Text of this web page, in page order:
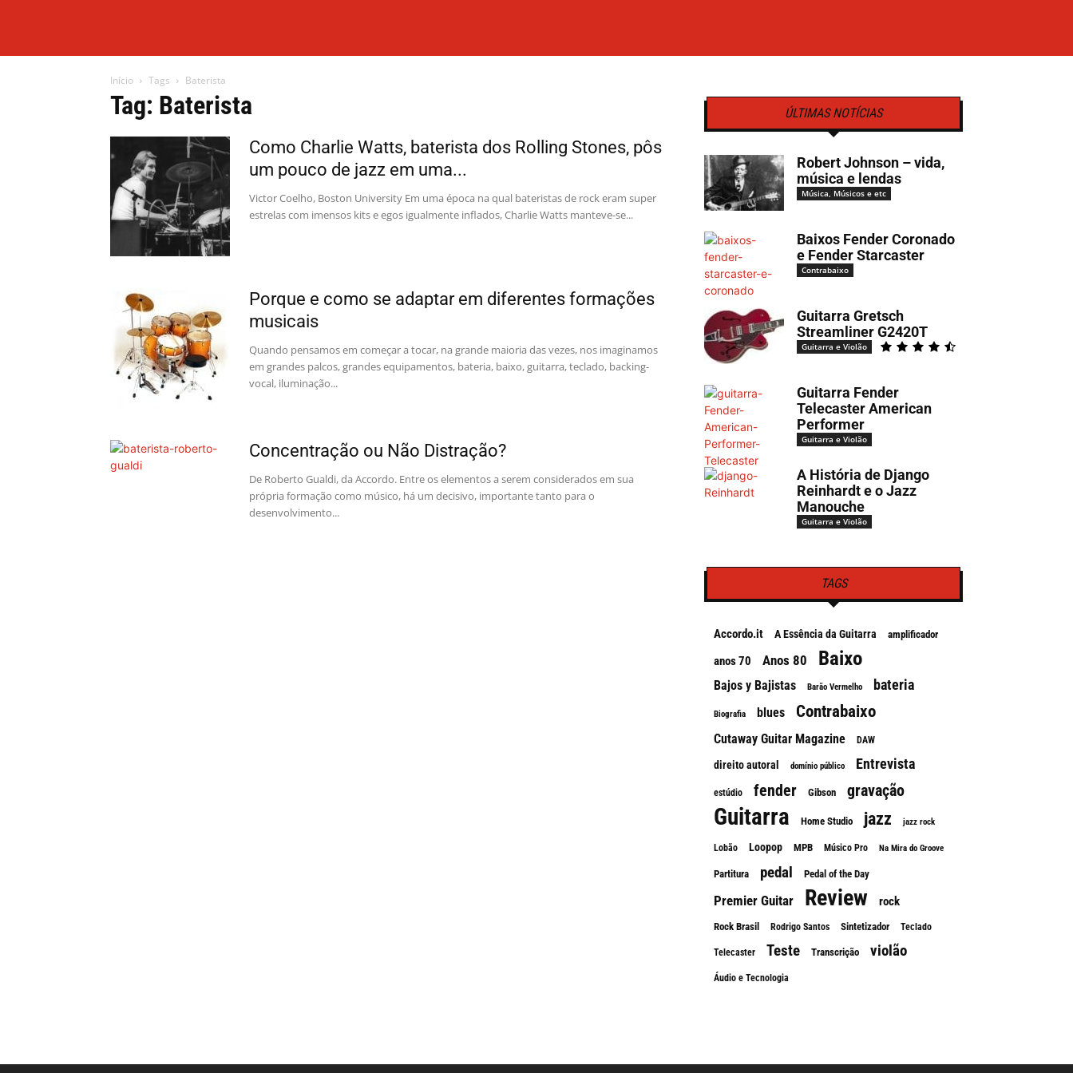
Início Tags Baterista
Tag: Baterista
Como Charlie Watts, baterista dos Rolling Stones, pôs
um pouco de jazz em uma...
Victor Coelho, Boston University Em uma época na qual bateristas de rock eram super
estrelas com imensos kits e egos igualmente inflados, Charlie Watts manteve-se...
Porque e como se adaptar em diferentes formações
musicais
Quando pensamos em começar a tocar, na grande maioria das vezes, nos imaginamos
em grandes palcos, grandes equipamentos, bateria, baixo, guitarra, teclado, backing-
vocal, iluminação...
Concentração ou Não Distração?
De Roberto Gualdi, da Accordo. Entre os elementos a serem considerados em sua
própria formação como músico, há um decisivo, importante tanto para o
desenvolvimento...
ÚLTIMAS NOTÍCIAS
Robert Johnson – vida,
música e lendas
Música, Músicos e etc
Baixos Fender Coronado
e Fender Starcaster
Contrabaixo
Guitarra Gretsch
Streamliner G2420T
Guitarra e Violão
Guitarra Fender
Telecaster American
Performer
Guitarra e Violão
A História de Django
Reinhardt e o Jazz
Manouche
Guitarra e Violão
TAGS
Accordo.it A Essência da Guitarra amplificador
anos 70 Anos 80 Baixo
Bajos y Bajistas Barão Vermelho bateria
Biografia blues Contrabaixo
Cutaway Guitar Magazine DAW
direito autoral domínio público Entrevista
estúdio fender Gibson gravação
Guitarra Home Studio jazz jazz rock
Lobão Loopop MPB Músico Pro Na Mira do Groove
Partitura pedal Pedal of the Day
Premier Guitar Review rock
Rock Brasil Rodrigo Santos Sintetizador Teclado
Telecaster Teste Transcrição violão
Áudio e Tecnologia